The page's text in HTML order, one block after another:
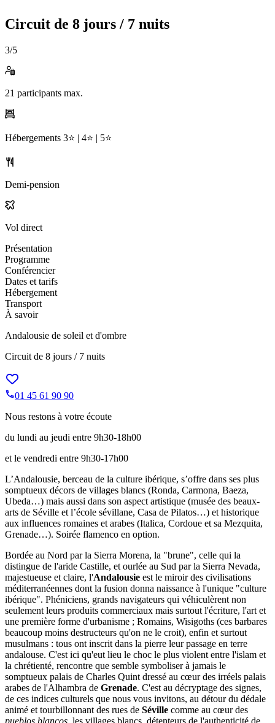
Circuit de 8 jours / 7 nuits
3/5
21 participants max.
Hébergements 3⭐️ | 4⭐️ | 5⭐️
Demi-pension
Vol direct
Présentation
Programme
Conférencier
Dates et tarifs
Hébergement
Transport
À savoir
Andalousie de soleil et d'ombre
Circuit de 8 jours / 7 nuits
01 45 61 90 90
Nous restons à votre écoute
du lundi au jeudi entre 9h30-18h00
et le vendredi entre 9h30-17h00
L’Andalousie, berceau de la culture ibérique, s’offre dans ses plus
somptueux décors de villages blancs (Ronda, Carmona, Baeza,
Ubeda…) mais aussi dans son aspect artistique (musée des beaux-
arts de Séville et l’école sévillane, Casa de Pilatos…) et historique
aux influences romaines et arabes (Italica, Cordoue et sa Mezquita,
Grenade…). Soirée flamenco en option.
Bordée au Nord par la Sierra Morena, la "brune", celle qui la
distingue de l'aride Castille, et ourlée au Sud par la Sierra Nevada,
majestueuse et claire, l'Andalousie est le miroir des civilisations
méditerranéennes dont la fusion donna naissance à l'unique "culture
ibérique". Phéniciens, grands navigateurs qui véhiculèrent non
seulement leurs produits commerciaux mais surtout l'écriture, l'art et
une première forme d'urbanisme ; Romains, Wisigoths (ces barbares
beaucoup moins destructeurs qu'on ne le croit), enfin et surtout
musulmans : tous ont inscrit dans la pierre leur passage en terre
andalouse. C'est ici qu'eut lieu le choc le plus violent entre l'islam et
la chrétienté, rencontre que semble symboliser à jamais le
somptueux palais de Charles Quint dressé au cœur des irréels palais
arabes de l'Alhambra de Grenade. C'est au décryptage des signes,
de ces indices culturels que nous vous invitons, au détour du dédale
animé et tourbillonnant des rues de Séville comme au cœur des
pueblos blancos , les villages blancs, détenteurs de l'authenticité de